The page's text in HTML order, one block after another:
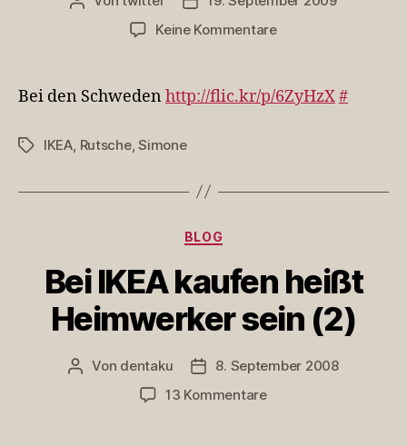
Keine Kommentarezu
Schweden
http://flic.k…
Bei den Schweden http://flic.kr/p/6ZyHzX#
Schlagwörter
IKEA Rutsche,Simone
Kategorien
BLOG
Bei IKEA kaufen heißt
Heimwerker sein (2)
Beitragsautor
Von dentaku Veröffentlichungsdatum
8. September 2008
13 Kommentarezu